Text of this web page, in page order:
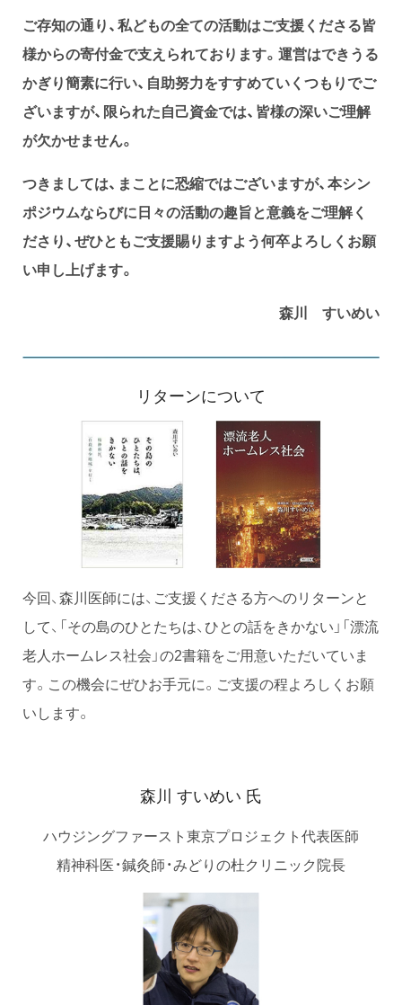
ご存知の通り、私どもの全ての活動はご支援くださる皆
様からの寄付金で支えられております。運営はできうる
かぎり簡素に行い、自助努力をすすめていくつもりでご
ざいますが、限られた自己資金では、皆様の深いご理解
が欠かせません。
つきましては、まことに恐縮ではございますが、本シン
ポジウムならびに日々の活動の趣旨と意義をご理解く
ださり、ぜひともご支援賜りますよう何卒よろしくお願
い申し上げます。
森川 すいめい
リターンについて
今回、森川医師には、ご支援くださる方へのリターンと
して、「その島のひとたちは、ひとの話をきかない」「漂流
老人ホームレス社会」の2書籍をご用意いただいていま
す。この機会にぜひお手元に。ご支援の程よろしくお願
いします。
森川 すいめい 氏
ハウジングファースト東京プロジェクト代表医師
精神科医・鍼灸師・みどりの杜クリニック院長